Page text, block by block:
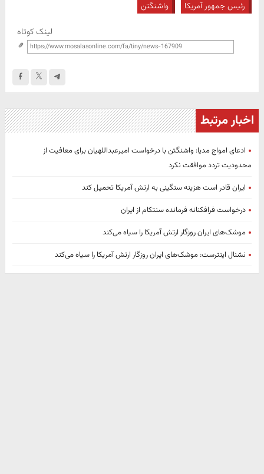
رئیس جمهور آمریکا
واشنگتن
لینک کوتاه
اخبار مرتبط
ادعای امواج مدیا: واشنگتن با درخواست امیرعبداللهیان برای معافیت از
محدودیت تردد موافقت نکرد
ایران قادر است هزینه سنگینی به ارتش آمریکا تحمیل کند
درخواست فرافکنانه فرمانده سنتکام از ایران
موشک‌های ایران روزگار ارتش آمریکا را سیاه می‌کند
نشنال اینترست: موشک‌های ایران روزگار ارتش آمریکا را سیاه می‌کند